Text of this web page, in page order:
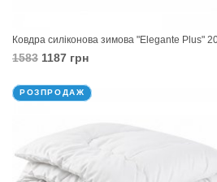
Ковдра силіконова зимова "Elegante Plus"
1583 1187 грн
РОЗПРОДАЖ